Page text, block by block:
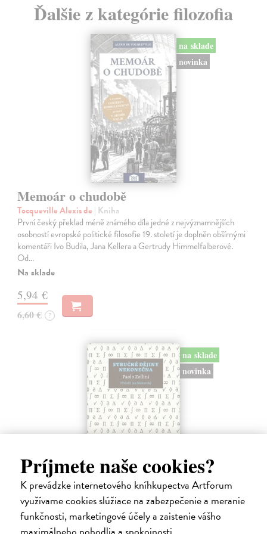
Príjmete naše cookies?
K prevádzke internetového kníhkupectva Artforum
využívame cookies slúžiace na zabezpečenie a meranie
funkčnosti, marketingové účely a zaistenie vášho
Ďalšie z kategórie filozofia
na sklade
novinka
Memoár o chudobě
Tocqueville Alexis de | Kniha
První český překlad méně známého díla jedné z nejvýznamnějších
osobností evropské politické filosofie 19. století je doplněn obšírnými
komentáři Ivo Budila, Jana Kellera a Gertrudy Himmelfalberové.
Od…
Na sklade
5,94 €
6,60 € ?
na sklade
novinka
Stručné dějiny nekonečna
Zellini Paolo | Kniha
V této své první knize Zellini krok za krokem sleduje historický vývoj